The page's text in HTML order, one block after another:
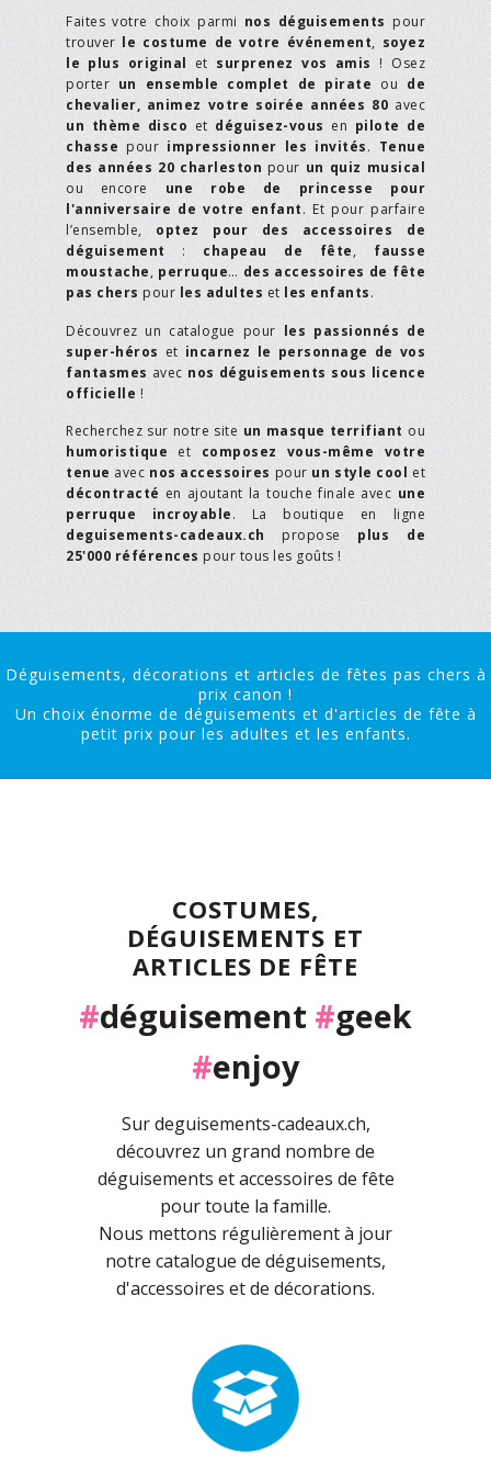
Faites votre choix parmi nos déguisements pour
trouver le costume de votre événement, soyez
le plus original et surprenez vos amis ! Osez
porter un ensemble complet de pirate ou de
chevalier, animez votre soirée années 80 avec
un thème disco et déguisez-vous en pilote de
chasse pour impressionner les invités. Tenue
des années 20 charleston pour un quiz musical
ou encore une robe de princesse pour
l'anniversaire de votre enfant. Et pour parfaire
l’ensemble, optez pour des accessoires de
déguisement : chapeau de fête, fausse
moustache, perruque… des accessoires de fête
pas chers pour les adultes et les enfants.
Découvrez un catalogue pour les passionnés de
super-héros et incarnez le personnage de vos
fantasmes avec nos déguisements sous licence
officielle !
Recherchez sur notre site un masque terrifiant ou
humoristique et composez vous-même votre
tenue avec nos accessoires pour un style cool et
décontracté en ajoutant la touche finale avec une
perruque incroyable. La boutique en ligne
deguisements-cadeaux.ch propose plus de
25'000 références pour tous les goûts !
Déguisements, décorations et articles de fêtes pas chers à
prix canon !
Un choix énorme de déguisements et d'articles de fête à
petit prix pour les adultes et les enfants.
COSTUMES,
DÉGUISEMENTS ET
ARTICLES DE FÊTE
#déguisement #geek
#enjoy
Sur deguisements-cadeaux.ch,
découvrez un grand nombre de
déguisements et accessoires de fête
pour toute la famille.
Nous mettons régulièrement à jour
notre catalogue de déguisements,
d'accessoires et de décorations.